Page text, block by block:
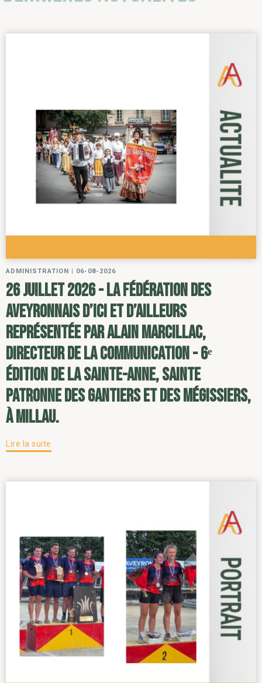
ADMINISTRATION | 06-08-2026
26 juillet 2026 - la Fédération des
Aveyronnais d’ici et d’ailleurs
représentée par Alain Marcillac,
directeur de la communication - 6ᵉ
édition de la Sainte-Anne, sainte
patronne des gantiers et des mégissiers,
à Millau.
Lire la suite